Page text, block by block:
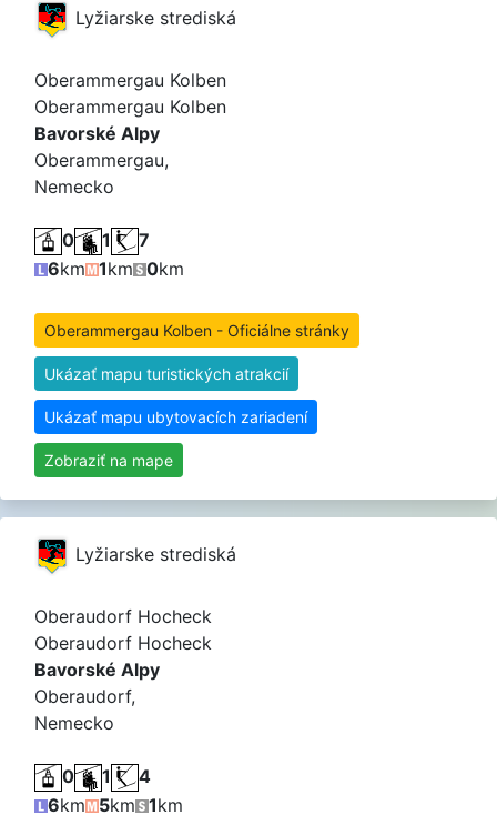
Lyžiarske strediská
Oberammergau Kolben
Oberammergau Kolben
Bavorské Alpy
Oberammergau,
Nemecko
0 1
7
6km 1km 0km
Oberammergau Kolben - Oficiálne stránky
Ukázať mapu turistických atrakcií
Ukázať mapu ubytovacích zariadení
Zobraziť na mape
Lyžiarske strediská
Oberaudorf Hocheck
Oberaudorf Hocheck
Bavorské Alpy
Oberaudorf,
Nemecko
0 1
4
6km 5km 1km